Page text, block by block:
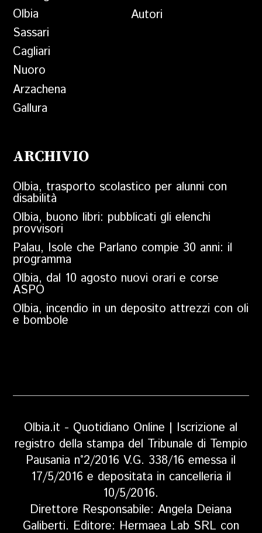
Olbia
Sassari
Cagliari
Nuoro
Arzachena
Gallura
Autori
ARCHIVIO
Olbia, trasporto scolastico per alunni con
disabilità
Olbia, buono libri: pubblicati gli elenchi
provvisori
Palau, Isole che Parlano compie 30 anni: il
programma
Olbia, dal 10 agosto nuovi orari e corse
ASPO
Olbia, incendio in un deposito attrezzi con oli
e bombole
Olbia.it - Quotidiano Online | Iscrizione al
registro della stampa del Tribunale di Tempio
Pausania n°2/2016 V.G. 338/16 emessa il
17/5/2016 e depositata in cancelleria il
10/5/2016.
Direttore Responsabile: Angela Deiana
Galiberti. Editore: Hermaea Lab SRL con